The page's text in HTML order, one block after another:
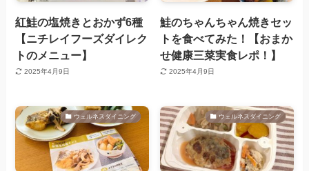
紅鮭の塩焼きとおかず6種
【ニチレイフーズダイレク
トのメニュー】
2025年4月9日
鮭のちゃんちゃん焼きセッ
トを食べてみた！【おまか
せ健康三菜実食レポ！】
2025年4月9日
ウェルネスダイニング ウェルネスダイニング